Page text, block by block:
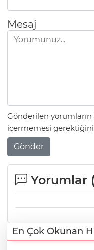
Mesaj
Gönderilen
içermemesi gerektiğini
Gönder
Yorumlar
En Çok Okunan